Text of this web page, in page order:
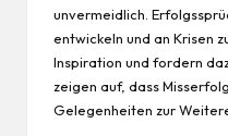
unvermeidlich.
entwickeln und an Krisen
Inspiration und fordern
zeigen auf, dass
Gelegenheiten zur